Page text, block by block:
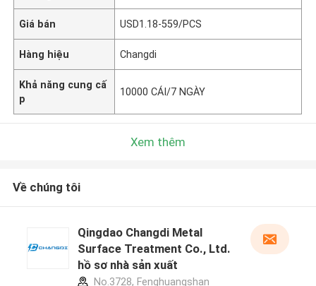
Giá bán USD1.18-559/PCS
Hàng hiệu Changdi
Khả năng cung cấ
p
10000 CÁI/7 NGÀY
Xem thêm
Về chúng tôi
Qingdao Changdi Metal
Surface Treatment Co., Ltd.
hồ sơ nhà sản xuất
No.3728, Fenghuangshan